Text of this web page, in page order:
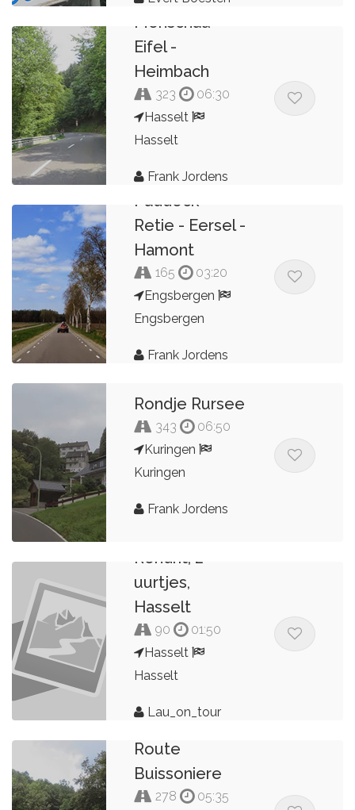
Monschau -
Eifel -
Heimbach
323
06:30
Hasselt
Hasselt
Frank Jordens
Paddock -
Retie - Eersel -
Hamont
165
03:20
Engsbergen
Engsbergen
Frank Jordens
Rondje Rursee
343
06:50
Kuringen
Kuringen
Frank Jordens
Rondrit, 2
uurtjes,
Hasselt
90
01:50
Hasselt
Hasselt
Lau_on_tour
Route
Buissoniere
278
05:35